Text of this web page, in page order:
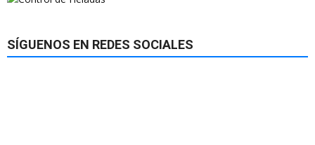
SÍGUENOS EN REDES SOCIALES